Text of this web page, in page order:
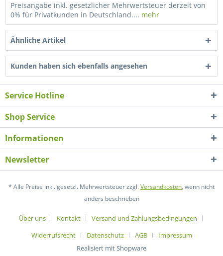
Preisangabe inkl. gesetzlicher Mehrwertsteuer derzeit von
0% für Privatkunden in Deutschland.... mehr
Ähnliche Artikel
Kunden haben sich ebenfalls angesehen
Service Hotline
Shop Service
Informationen
Newsletter
* Alle Preise inkl. gesetzl. Mehrwertsteuer zzgl.Versandkosten, wenn nicht
anders beschrieben
Über uns Kontakt
Versand und Zahlungsbedingungen
Widerrufsrecht
Datenschutz AGB
Impressum
Realisiert mit Shopware